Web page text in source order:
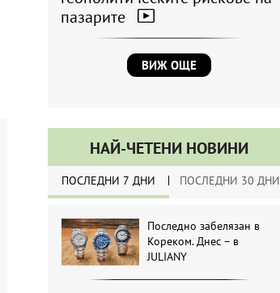
пазарите
ВИЖ ОЩЕ
НАЙ-ЧЕТЕНИ НОВИНИ
ПОСЛЕДНИ 7 ДНИ ПОСЛЕДНИ 30 ДНИ
Последно забелязан в
Кореком. Днес – в
JULIANY